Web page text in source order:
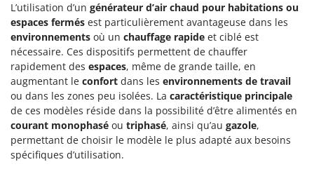
L’utilisation d’un générateur d’air chaud pour habitations ou
espaces fermés est particulièrement avantageuse dans les
environnements où un chauffage rapide et ciblé est
nécessaire. Ces dispositifs permettent de chauffer
rapidement des espaces, même de grande taille, en
augmentant le confort dans les environnements de travail
ou dans les zones peu isolées. La caractéristique principale
de ces modèles réside dans la possibilité d’être alimentés en
courant monophasé ou triphasé, ainsi qu’au gazole,
permettant de choisir le modèle le plus adapté aux besoins
spécifiques d’utilisation.